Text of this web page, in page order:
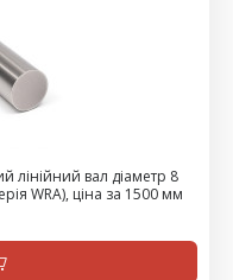
лінійний вал діаметр 8
WRA), ціна за 1500 мм